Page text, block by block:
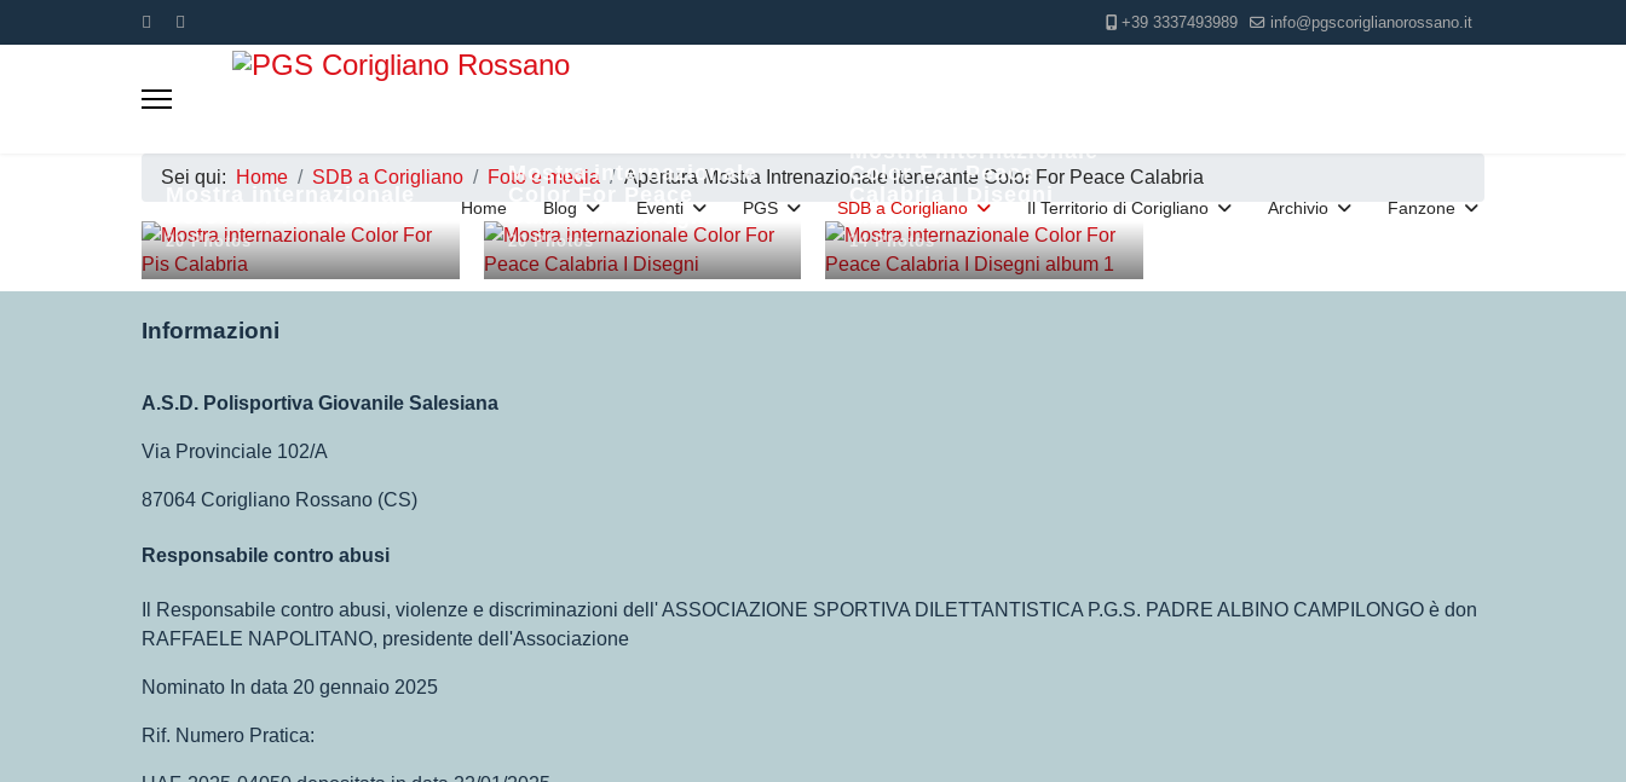
+39 3337493989 info@pgscoriglianorossano.it
Home Blog Eventi PGS SDB a Corigliano Il Territorio di Corigliano Archivio Fanzone
Sei qui: Home SDB a Corigliano Foto e media Apertura Mostra Intrenazionale itenerante Color For Peace Calabria
Mostra internazionale
20 Photos
Mostra internazionale
Color For Peace
Calabria I Disegni
20 Photos
Mostra internazionale
Color For Peace
album 1
14 Photos
Informazioni
A.S.D. Polisportiva Giovanile Salesiana
Via Provinciale 102/A
87064 Corigliano Rossano (CS)
Responsabile contro abusi
Il Responsabile contro abusi, violenze e discriminazioni dell' ASSOCIAZIONE SPORTIVA DILETTANTISTICA P.G.S. PADRE ALBINO CAMPILONGO è don
RAFFAELE NAPOLITANO, presidente dell'Associazione
Nominato In data 20 gennaio 2025
Rif. Numero Pratica: